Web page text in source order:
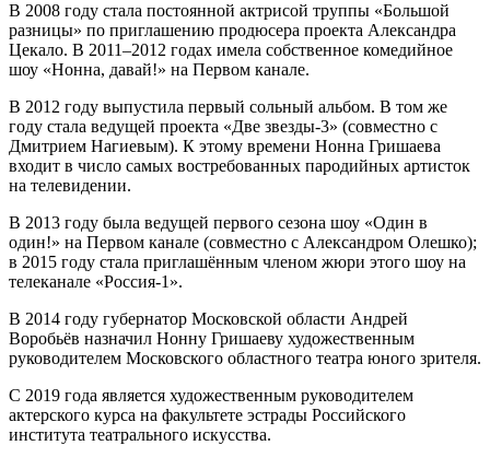
В 2008 году стала постоянной актрисой труппы «Большой
разницы» по приглашению продюсера проекта Александра
Цекало. В 2011–2012 годах имела собственное комедийное
шоу «Нонна, давай!» на Первом канале.
В 2012 году выпустила первый сольный альбом. В том же
году стала ведущей проекта «Две звезды-3» (совместно с
Дмитрием Нагиевым). К этому времени Нонна Гришаева
входит в число самых востребованных пародийных артисток
на телевидении.
В 2013 году была ведущей первого сезона шоу «Один в
один!» на Первом канале (совместно с Александром Олешко);
в 2015 году стала приглашённым членом жюри этого шоу на
телеканале «Россия-1».
В 2014 году губернатор Московской области Андрей
Воробьёв назначил Нонну Гришаеву художественным
руководителем Московского областного театра юного зрителя.
С 2019 года является художественным руководителем
актерского курса на факультете эстрады Российского
института театрального искусства.